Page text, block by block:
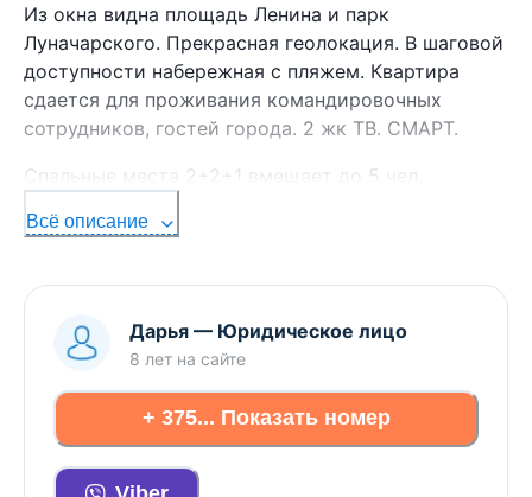
Из окна видна площадь Ленина и парк
Луначарского. Прекрасная геолокация. В шаговой
доступности набережная с пляжем. Квартира
сдается для проживания командировочных
сотрудников, гостей города. 2 жк ТВ. СМАРТ.
Спальные места 2+2+1 вмещает до 5 чел.
Для проведения мероприятий квартира не
проживания, посуда, постельное белье и
полотенца, фен, утюг, стиральная машинка,
микроволновка. балкон.
заселение. Наличный и безналичный расчет
Всё описание
Дарья — Юридическое лицо
8 лет на сайте
+ 375... Показать номер